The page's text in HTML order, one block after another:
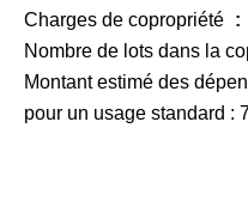
Charges de copropriété
Nombre de lots dans la
Montant estimé des
pour un usage standard :